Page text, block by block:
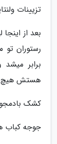
تزیینات
بعد از
رستوران
برابر
هستش هیچ
کشک
جوجه کباب